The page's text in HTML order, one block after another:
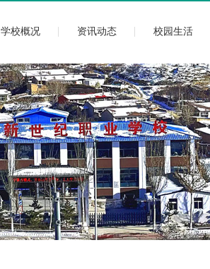
学校概况 资讯动态 校园生活